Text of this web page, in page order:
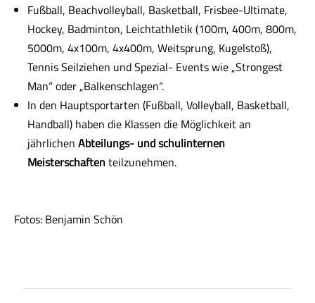
Fußball, Beachvolleyball, Basketball, Frisbee-Ultimate,
Hockey, Badminton, Leichtathletik (100m, 400m, 800m,
5000m, 4x100m, 4x400m, Weitsprung, Kugelstoß),
Tennis Seilziehen und Spezial- Events wie „Strongest
Man“ oder „Balkenschlagen“.
In den Hauptsportarten (Fußball, Volleyball, Basketball,
Handball) haben die Klassen die Möglichkeit an
jährlichenAbteilungs- und schulinternen
Meisterschaftenteilzunehmen.
Fotos: Benjamin Schön